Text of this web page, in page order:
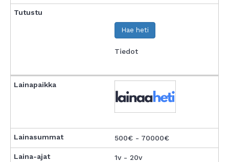
Hae heti
Tiedot
500€ - 70000€
1v - 20v